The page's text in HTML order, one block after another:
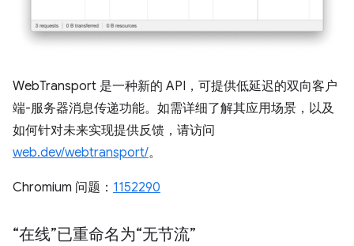
WebTransport 是一种新的 API，可提供低延迟的双向客户
端-服务器消息传递功能。如需详细了解其应用场景，以及
如何针对未来实现提供反馈，请访问
web.dev/webtransport/。
Chromium 问题： 1152290
“在线”已重命名为“无节流”